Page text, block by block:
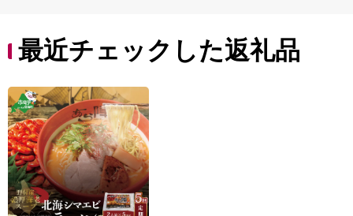
最近チェックした返礼品